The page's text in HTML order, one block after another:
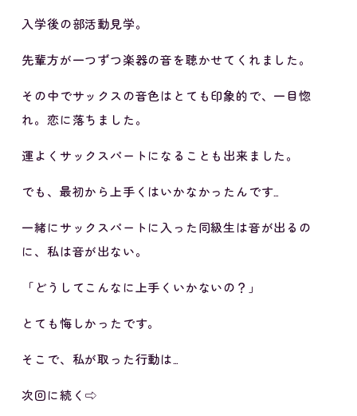
入学後の部活動見学。
先輩方が一つずつ楽器の音を聴かせてくれました。
その中でサックスの音色はとても印象的で、一目惚
れ。恋に落ちました。
運よくサックスパートになることも出来ました。
でも、最初から上手くはいかなかったんです…
一緒にサックスパートに入った同級生は音が出るの
に、私は音が出ない。
「どうしてこんなに上手くいかないの？」
とても悔しかったです。
そこで、私が取った行動は…
次回に続く⇨